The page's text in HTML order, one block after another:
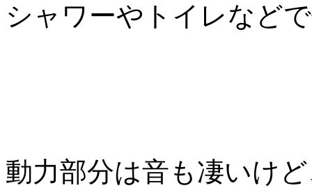
シャワーやトイレなど
動力部分は音も凄いけ